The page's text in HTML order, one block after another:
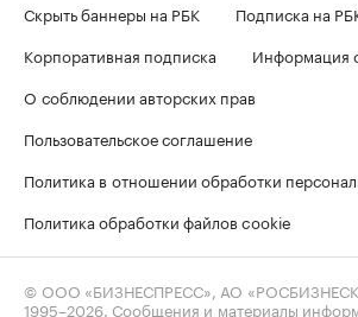
Скрыть баннеры на РБК
Подписка на
Корпоративная подписка
Информация
О соблюдении авторских прав
Пользовательское соглашение
Политика в отношении обработки
Политика обработки файлов cookie
© ООО «БИЗНЕСПРЕСС», АО
1995–2026. Сообщения и материалы